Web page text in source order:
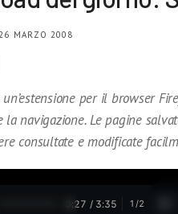
MARZO 2008
un’estensione per il browser
la navigazione. Le pagine
consultate e modificate
0:28 / 3:35 1 /2